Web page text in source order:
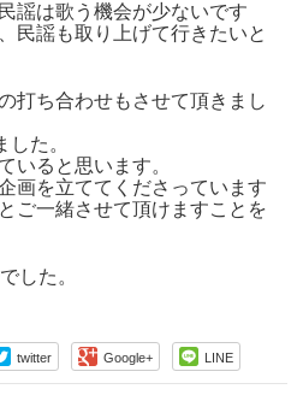
謡は歌う機会が少ないです
民謡も取り上げて行きたいと
打ち合わせもさせて頂きまし
た。
いると思います。
画を立ててくださっています
ご一緒させて頂けますことを
した。
twitter Google+ LINE